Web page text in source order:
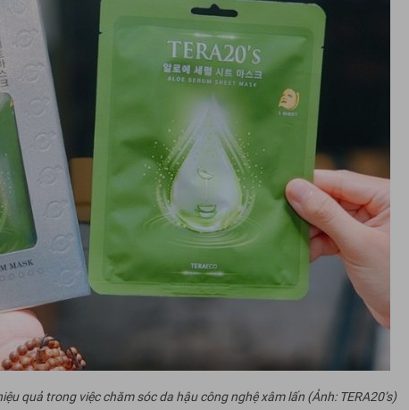
quả trong việc chăm sóc da hậu công nghệ xâm lấn (Ảnh: TERA20’s)